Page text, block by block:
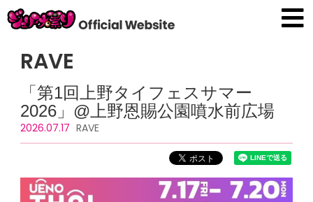
RAVE
「第1回上野タイフェスサマー
2026」@上野恩賜公園噴水前広場
2026.07.17 RAVE